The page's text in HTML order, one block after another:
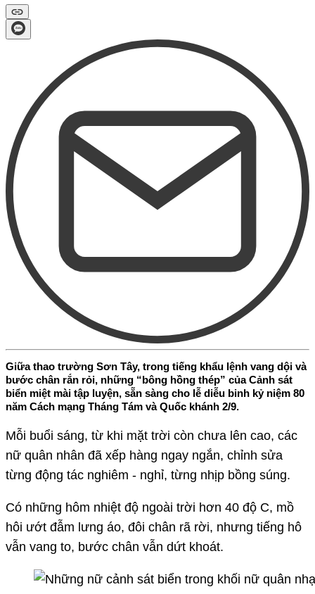
Giữa thao trường Sơn Tây, trong tiếng khẩu lệnh vang dội và
bước chân rắn rỏi, những “bông hồng thép” của Cảnh sát
biển miệt mài tập luyện, sẵn sàng cho lễ diễu binh kỷ niệm 80
năm Cách mạng Tháng Tám và Quốc khánh 2/9.
Mỗi buổi sáng, từ khi mặt trời còn chưa lên cao, các
nữ quân nhân đã xếp hàng ngay ngắn, chỉnh sửa
từng động tác nghiêm - nghỉ, từng nhịp bồng súng.
Có những hôm nhiệt độ ngoài trời hơn 40 độ C, mồ
hôi ướt đẫm lưng áo, đôi chân rã rời, nhưng tiếng hô
vẫn vang to, bước chân vẫn dứt khoát.